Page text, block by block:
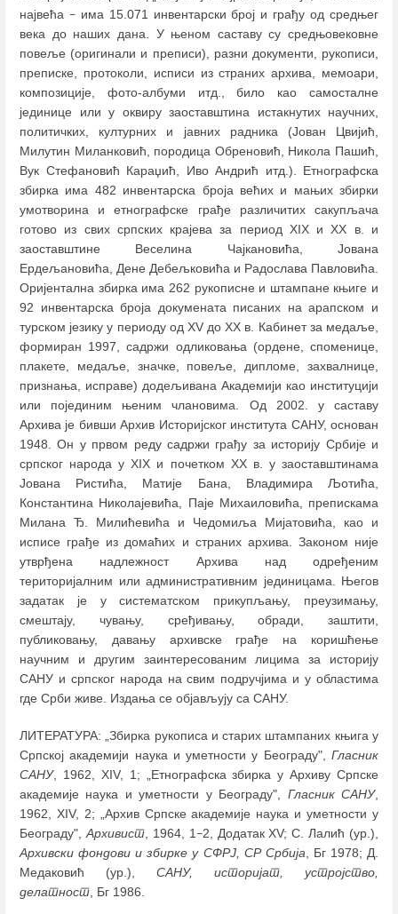
највећа –има 15.071 инвентарски број и грађу од средњег
века до наших дана. У њеном саставу су средњовековне
повеље (оригинали и преписи), разни документи, рукописи,
преписке, протоколи, исписи из страних архива, мемоари,
композиције, фото-албуми итд., било као самосталне
јединице или у оквиру заоставштина истакнутих научних,
политичких, културних и јавних радника (Јован Цвијић,
Милутин Миланковић, породица Обреновић, Никола Пашић,
Вук Стефановић Караџић, Иво Андрић итд.). Етнографска
збирка има 482 инвентарска броја већих и мањих збирки
умотворина и етнографске грађе различитих сакупљача
готово из свих српских крајева за период XIX и XX в. и
заоставштине Веселина Чајкановића, Јована
Ердељановића, Дене Дебељковића и Радослава Павловића.
Оријентална збирка има 262 рукописне и штампане књиге и
92 инвентарска броја докумената писаних на арапском и
турском језику у периоду од XV до XX в. Кабинет за медаље,
формиран 1997, садржи одликовања (ордене, споменице,
плакете, медаље, значке, повеље, дипломе, захвалнице,
признања, исправе) додељивана Академији као институцији
или појединим њеним члановима. Од 2002. у саставу
Архива је бивши Архив Историјског института САНУ, основан
1948. Он у првом реду садржи грађу за историју Србије и
српског народа у XIX и почетком XX в. у заоставштинама
Јована Ристића, Матије Бана, Владимира Љотића,
Константина Николајевића, Паје Михаиловића, препискама
Милана Ђ. Милићевића и Чедомиља Мијатовића, као и
исписе грађе из домаћих и страних архива. Законом није
утврђена надлежност Архива над одређеним
територијалним или административним јединицама. Његов
задатак је у систематском прикупљању, преузимању,
смештају, чувању, сређивању, обради, заштити,
публиковању, давању архивске грађе на коришћење
научним и другим заинтересованим лицима за историју
САНУ и српског народа на свим подручјима и у областима
где Срби живе. Издања се објављују са САНУ.
ЛИТЕРАТУРА: „Збирка рукописа и старих штампаних књига у
Српској академији наука и уметности у Београду", Гласник
САНУ, 1962, XIV, 1; „Етнографска збирка у Архиву Српске
академије наука и уметности у Београду", Гласник САНУ,
1962, XIV, 2; „Архив Српске академије наука и уметности у
Београду", Архивист, 1964, 1 –2, Додатак XV; С. Лалић (ур.),
Архивски фондови и збирке у СФРЈ, СР Србија , Бг 1978; Д.
Медаковић (ур.), САНУ, историјат, устројство,
делатност , Бг 1986.